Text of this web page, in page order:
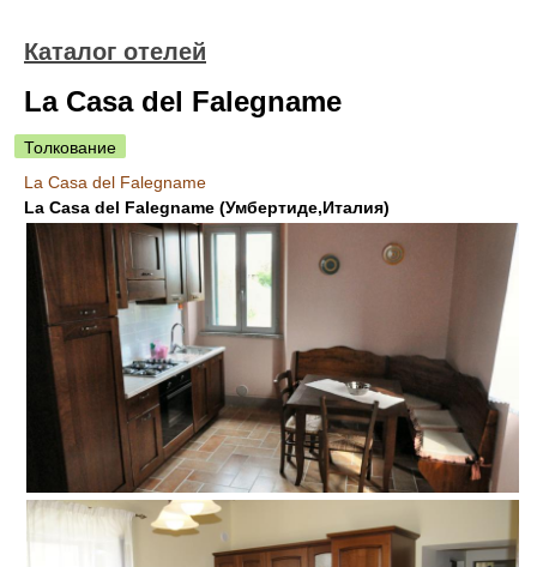
Каталог отелей
La Casa del Falegname
Толкование
La Casa del Falegname
La Casa del Falegname (Умбертиде,Италия)